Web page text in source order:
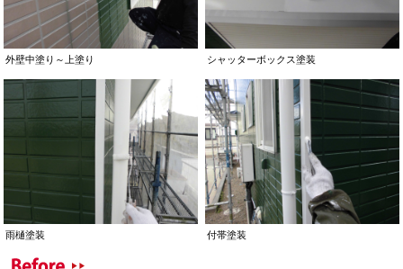
外壁中塗り～上塗り シャッターボックス塗装
雨樋塗装 付帯塗装